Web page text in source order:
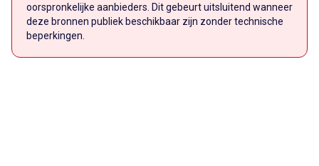
oorspronkelijke aanbieders. Dit gebeurt uitsluitend wanneer
deze bronnen publiek beschikbaar zijn zonder technische
beperkingen.